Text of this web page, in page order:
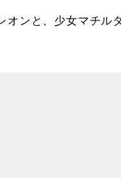
オンと、少女マチル